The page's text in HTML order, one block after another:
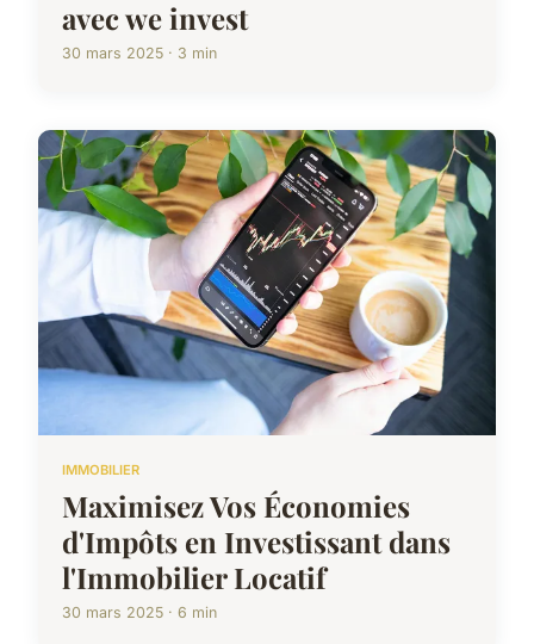
avec we invest
30 mars 2025 · 3 min
IMMOBILIER
Maximisez Vos Économies
d'Impôts en Investissant dans
l'Immobilier Locatif
30 mars 2025 · 6 min